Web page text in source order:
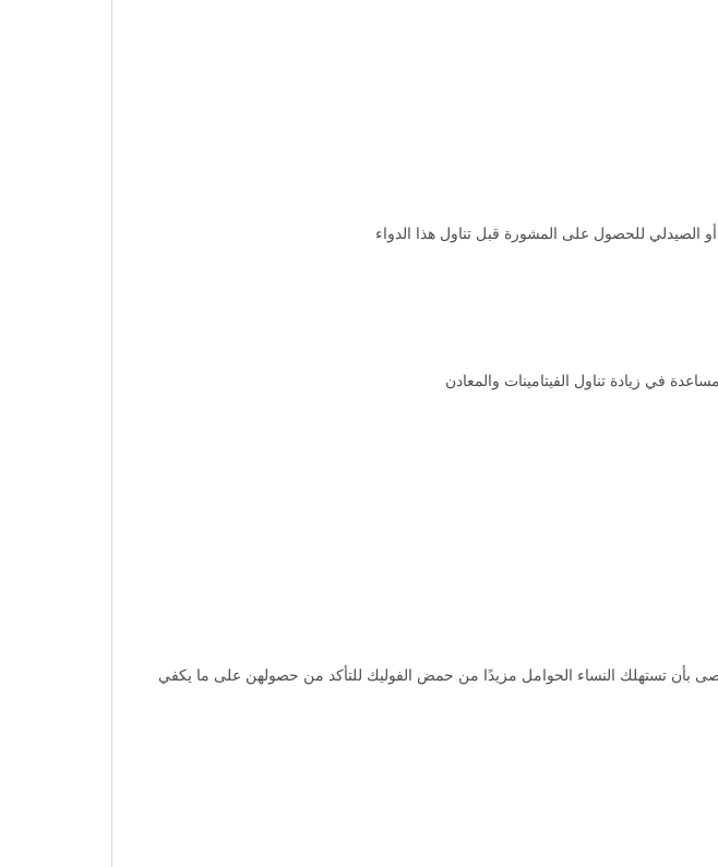
الصيدلي للحصول على المشورة قبل تناول هذا الدواء
في زيادة تناول الفيتامينات والمعادن
بأن تستهلك النساء الحوامل مزيدًا من حمض الفوليك للتأكد من حصولهن على ما يكفي